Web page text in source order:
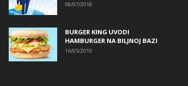
08/07/2018
BURGER KING UVODI
HAMBURGER NA BILJNOJ BAZI
16/05/2019